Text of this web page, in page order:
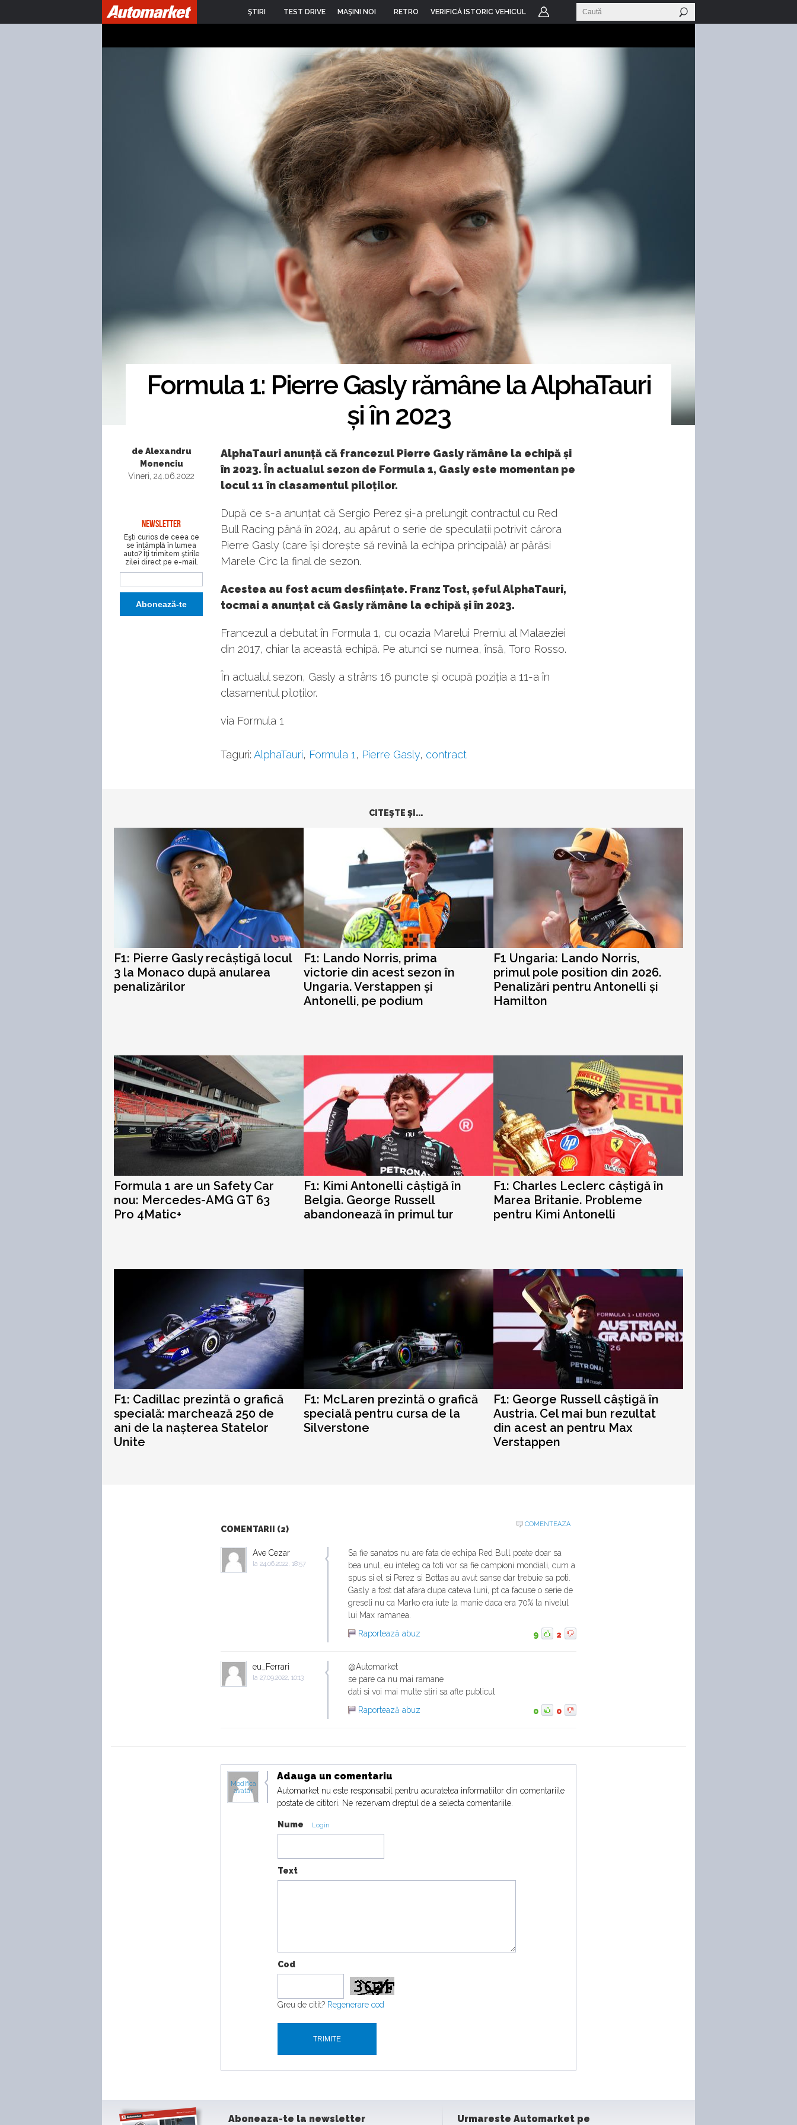
ŞTIRI TEST DRIVE MAŞINI NOI RETRO VERIFICĂ ISTORIC VEHICUL
Formula 1: Pierre Gasly rămâne la AlphaTauri
și în 2023
de Alexandru
Monenciu
Vineri, 24.06.2022
NEWSLETTER
Eşti curios de ceea ce
se întâmplă în lumea
auto? Îţi trimitem ştirile
zilei direct pe e-mail.
AlphaTauri anunță că francezul Pierre Gasly rămâne la echipă și
în 2023. În actualul sezon de Formula 1, Gasly este momentan pe
locul 11 în clasamentul piloților.
După ce s-a anunțat că Sergio Perez și-a prelungit contractul cu Red
Bull Racing până în 2024, au apărut o serie de speculații potrivit cărora
Pierre Gasly (care își dorește să revină la echipa principală) ar părăsi
Marele Circ la final de sezon.
Acestea au fost acum desființate. Franz Tost, șeful AlphaTauri,
tocmai a anunțat că Gasly rămâne la echipă și în 2023.
Francezul a debutat în Formula 1, cu ocazia Marelui Premiu al Malaeziei
din 2017, chiar la această echipă. Pe atunci se numea, însă, Toro Rosso.
În actualul sezon, Gasly a strâns 16 puncte și ocupă poziția a 11-a în
clasamentul piloților.
via Formula 1
Taguri: AlphaTauri, Formula 1 , Pierre Gasly, contract
CITEŞTE ŞI...
F1: Pierre Gasly recâștigă locul
3 la Monaco după anularea
penalizărilor
F1: Lando Norris, prima
victorie din acest sezon în
Ungaria. Verstappen și
Antonelli, pe podium
F1 Ungaria: Lando Norris,
primul pole position din 2026.
Penalizări pentru Antonelli și
Hamilton
Formula 1 are un Safety Car
nou: Mercedes-AMG GT 63
Pro 4Matic+
F1: Kimi Antonelli câștigă în
Belgia. George Russell
abandonează în primul tur
F1: Charles Leclerc câștigă în
Marea Britanie. Probleme
pentru Kimi Antonelli
F1: Cadillac prezintă o grafică
specială: marchează 250 de
ani de la nașterea Statelor
Unite
F1: McLaren prezintă o grafică
specială pentru cursa de la
Silverstone
F1: George Russell câștigă în
Austria. Cel mai bun rezultat
din acest an pentru Max
Verstappen
COMENTARII (2)
COMENTEAZA
Ave Cezar
la 24.06.2022, 18:57
Sa fie sanatos nu are fata de echipa Red Bull poate doar sa
bea unul, eu inteleg ca toti vor sa fie campioni mondiali, cum a
spus si el si Perez si Bottas au avut sanse dar trebuie sa poti.
Gasly a fost dat afara dupa cateva luni, pt ca facuse o serie de
greseli nu ca Marko era iute la manie daca era 70% la nivelul
lui Max ramanea.
Raportează abuz
9 2
eu_Ferrari
la 27.09.2022, 10:13
@Automarket
se pare ca nu mai ramane
dati si voi mai multe stiri sa afle publicul
Raportează abuz
0 0
Modifica
avatar
Adauga un comentariu
Automarket nu este responsabil pentru acuratetea informatiilor din comentariile
postate de cititori. Ne rezervam dreptul de a selecta comentariile.
Nume Login
Text
Cod
Greu de citit? Regenerare cod
Aboneaza-te la newsletter Urmareste Automarket pe